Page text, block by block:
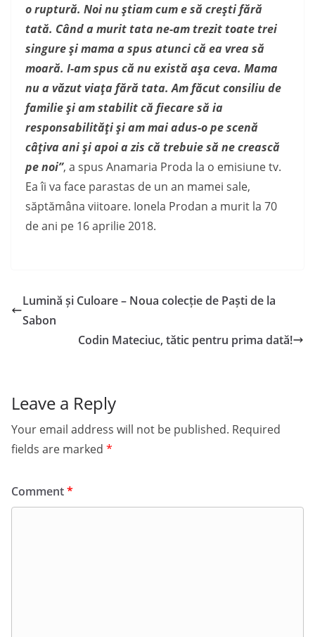
o ruptură. Noi nu ştiam cum e să creşti fără
tată. Când a murit tata ne-am trezit toate trei
singure şi mama a spus atunci că ea vrea să
moară. I-am spus că nu există aşa ceva. Mama
nu a văzut viaţa fără tata. Am făcut consiliu de
familie şi am stabilit că fiecare să ia
responsabilităţi şi am mai adus-o pe scenă
câţiva ani şi apoi a zis că trebuie să ne crească
pe noi”, a spus Anamaria Proda la o emisiune tv.
Ea îi va face parastas de un an mamei sale,
săptămâna viitoare. Ionela Prodan a murit la 70
de ani pe 16 aprilie 2018.
Lumină și Culoare – Noua colecție de Paști de la
Sabon
Codin Mateciuc, tătic pentru prima dată!
Leave a Reply
Your email address will not be published. Required
fields are marked *
Comment*